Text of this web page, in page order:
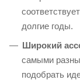
долгие годы.
Широкий
самыми
подобрать